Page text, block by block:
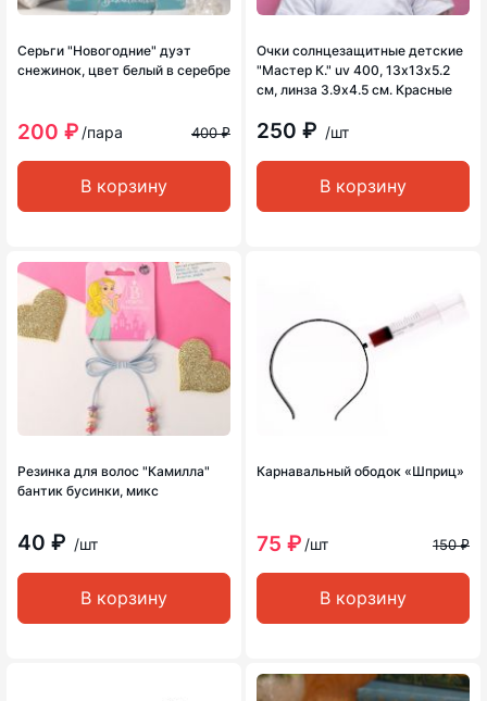
Серьги "Новогодние" дуэт
снежинок, цвет белый в серебре
200 ₽ /пара 400 ₽
В корзину
Очки солнцезащитные детские
"Мастер К." uv 400, 13х13х5.2
см, линза 3.9х4.5 см. Красные
250 ₽ /шт
В корзину
Резинка для волос "Камилла"
бантик бусинки, микс
40 ₽ /шт
В корзину
Карнавальный ободок «Шприц»
75 ₽ /шт 150 ₽
В корзину